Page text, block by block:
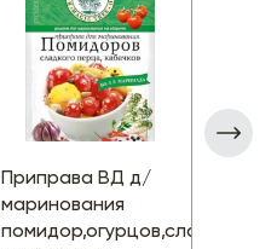
Приправа ВД д/
маринования
помидор,огурцов,сладкого